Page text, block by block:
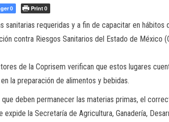
0 Print0
sanitarias requeridas y a fin de capacitar en
contra Riesgos Sanitarios del Estado de México
de la Coprisem verifican que estos lugares
la preparación de alimentos y bebidas.
deben permanecer las materias primas, el
la Secretaría de Agricultura, Ganadería,